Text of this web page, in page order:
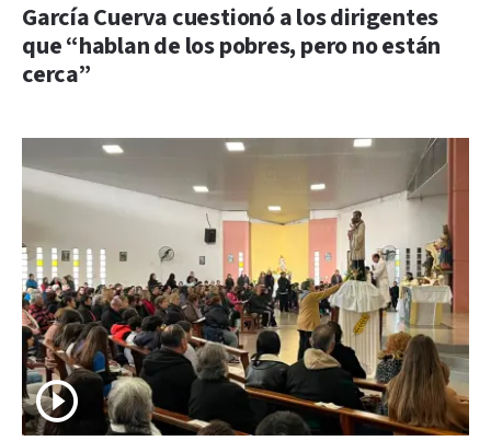
García Cuerva cuestionó a los dirigentes
que “hablan de los pobres, pero no están
cerca”